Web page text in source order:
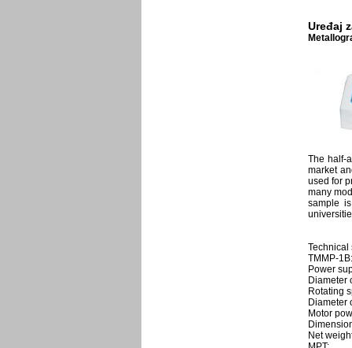
Uređaj
The half-
market
used for
many
sample
Technical
TMMP-1B:
Power
Diameter
Rotating
Diameter
Motor
Net